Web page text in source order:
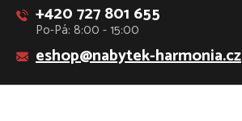
+420 727 801 655
Po-Pá: 8:00 - 15:00
eshop@nabytek-harmonia.cz